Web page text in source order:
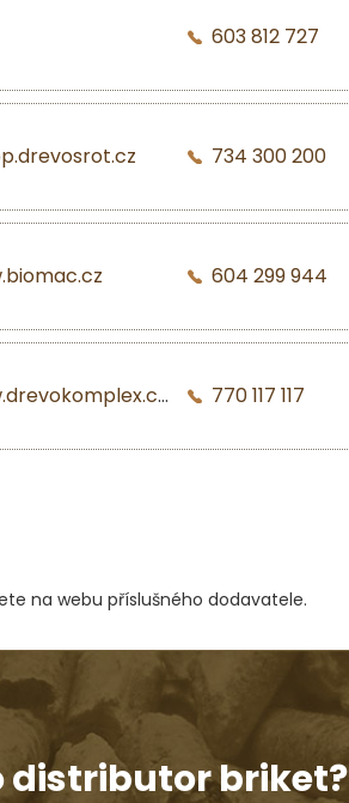
603 812 727
734 300 200
604 299 944
770 117 117
na webu příslušného dodavatele.
distributor briket?